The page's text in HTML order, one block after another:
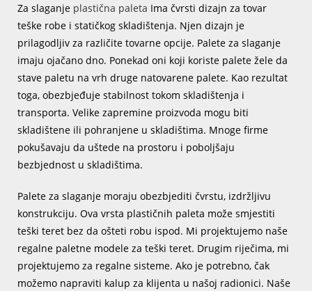
Za slaganje plastična paleta Ima čvrsti dizajn za tovar
teške robe i statičkog skladištenja. Njen dizajn je
prilagodljiv za različite tovarne opcije. Palete za slaganje
imaju ojačano dno. Ponekad oni koji koriste palete žele da
stave paletu na vrh druge natovarene palete. Kao rezultat
toga, obezbjeđuje stabilnost tokom skladištenja i
transporta. Velike zapremine proizvoda mogu biti
skladištene ili pohranjene u skladištima. Mnoge firme
pokušavaju da uštede na prostoru i poboljšaju
bezbjednost u skladištima.
Palete za slaganje moraju obezbjediti čvrstu, izdržljivu
konstrukciju. Ova vrsta plastičnih paleta može smjestiti
teški teret bez da ošteti robu ispod. Mi projektujemo naše
regalne paletne modele za teški teret. Drugim riječima, mi
projektujemo za regalne sisteme. Ako je potrebno, čak
možemo napraviti kalup za klijenta u našoj radionici. Naše